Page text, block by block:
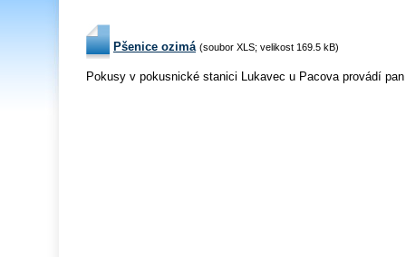
Pšenice ozimá (soubor XLS; velikost 169.5 kB)
Pokusy v pokusnické stanici Lukavec u Pacova provádí